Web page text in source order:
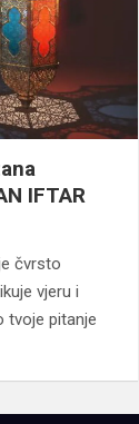
IFTAR
čvrsto
vjeru i
tvoje pitanje